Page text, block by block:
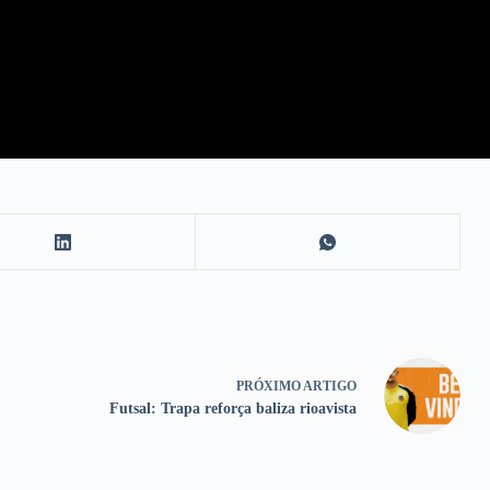
PRÓXIMO ARTIGO
Futsal: Trapa reforça baliza rioavista